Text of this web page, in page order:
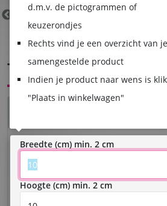
stickers
TRANSPARANTE STICKERS
10 x 10
Breedte (cm) min. 2 cm
Hoogte (cm) min. 2 cm
d.m.v. de pictogrammen of
keuzerondjes
Rechts vind je een overzicht van je
samengestelde product
Indien je product naar wens is
"Plaats in winkelwagen"